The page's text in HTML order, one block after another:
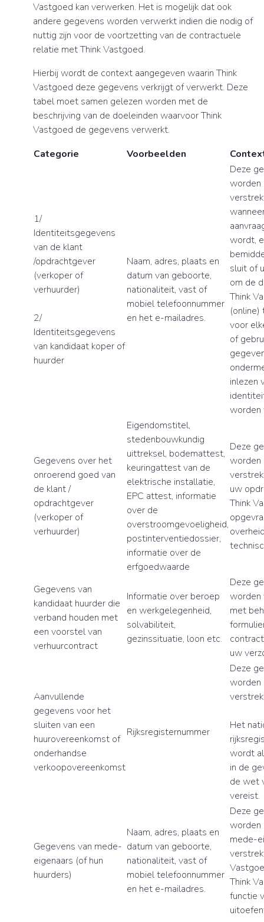
Vastgoed kan verwerken. Het is mogelijk dat ook
andere gegevens worden verwerkt indien die nodig of
nuttig zijn voor de voortzetting van de contractuele
relatie met Think Vastgoed.
Hierbij wordt de context aangegeven waarin Think
Vastgoed deze gegevens verkrijgt of verwerkt. Deze
tabel moet samen gelezen worden met de
beschrijving van de doeleinden waarvoor Think
Vastgoed de gegevens verwerkt.
Categorie
Voorbeelden
1/
Identiteitsgegevens
van de klant
/opdrachtgever
(verkoper of
verhuurder)
2/
Identiteitsgegevens
van kandidaat koper of
huurder
Naam, adres, plaats en
datum van geboorte,
nationaliteit, vast of
mobiel telefoonnummer
en het e-mailadres.
Deze
worden
wordt,
sluit of
om de
Think
(online)
voor
of
inlezen
worden
Gegevens over het
onroerend goed van
de klant /
opdrachtgever
(verkoper of
verhuurder)
Eigendomstitel,
stedenbouwkundig
uittreksel, bodemattest,
keuringattest van de
elektrische installatie,
EPC attest, informatie
over de
overstroomgevoeligheid,
postinterventiedossier,
informatie over de
erfgoedwaarde
Deze
worden
uw
Think
Gegevens van
kandidaat huurder die
verband houden met
een voorstel van
verhuurcontract
Informatie over beroep
en werkgelegenheid,
solvabiliteit,
gezinssituatie, loon etc.
Deze
worden
met
uw
Aanvullende
gegevens voor het
sluiten van een
huurovereenkomst of
onderhandse
verkoopovereenkomst
Rijksregisternummer
Deze
worden
Het
wordt
in de
de wet
vereist.
Gegevens van mede-
eigenaars (of hun
huurders)
Naam, adres, plaats en
datum van geboorte,
nationaliteit, vast of
mobiel telefoonnummer
en het e-mailadres.
Deze
worden
mede-
Think
functie